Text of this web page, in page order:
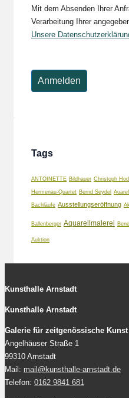
Mit dem Absenden Ihrer
Verarbeitung Ihrer
Unsere
Tags
ANTOINETTE Bildhauer Christoph
Hermenau-Quartet Bernd Seydel
Bachläufe Ausstellungseröffnung
Ballenberger Aquarellmalerei
Auktion
Kunsthalle Arnstadt
Kunsthalle Arnstadt
Galerie für zeitgenössische Kunst
Angelhäuser Straße 1
99310 Arnstadt
Mail: mail@kunsthalle-arnstadt.de
Telefon: 0162 9841 681